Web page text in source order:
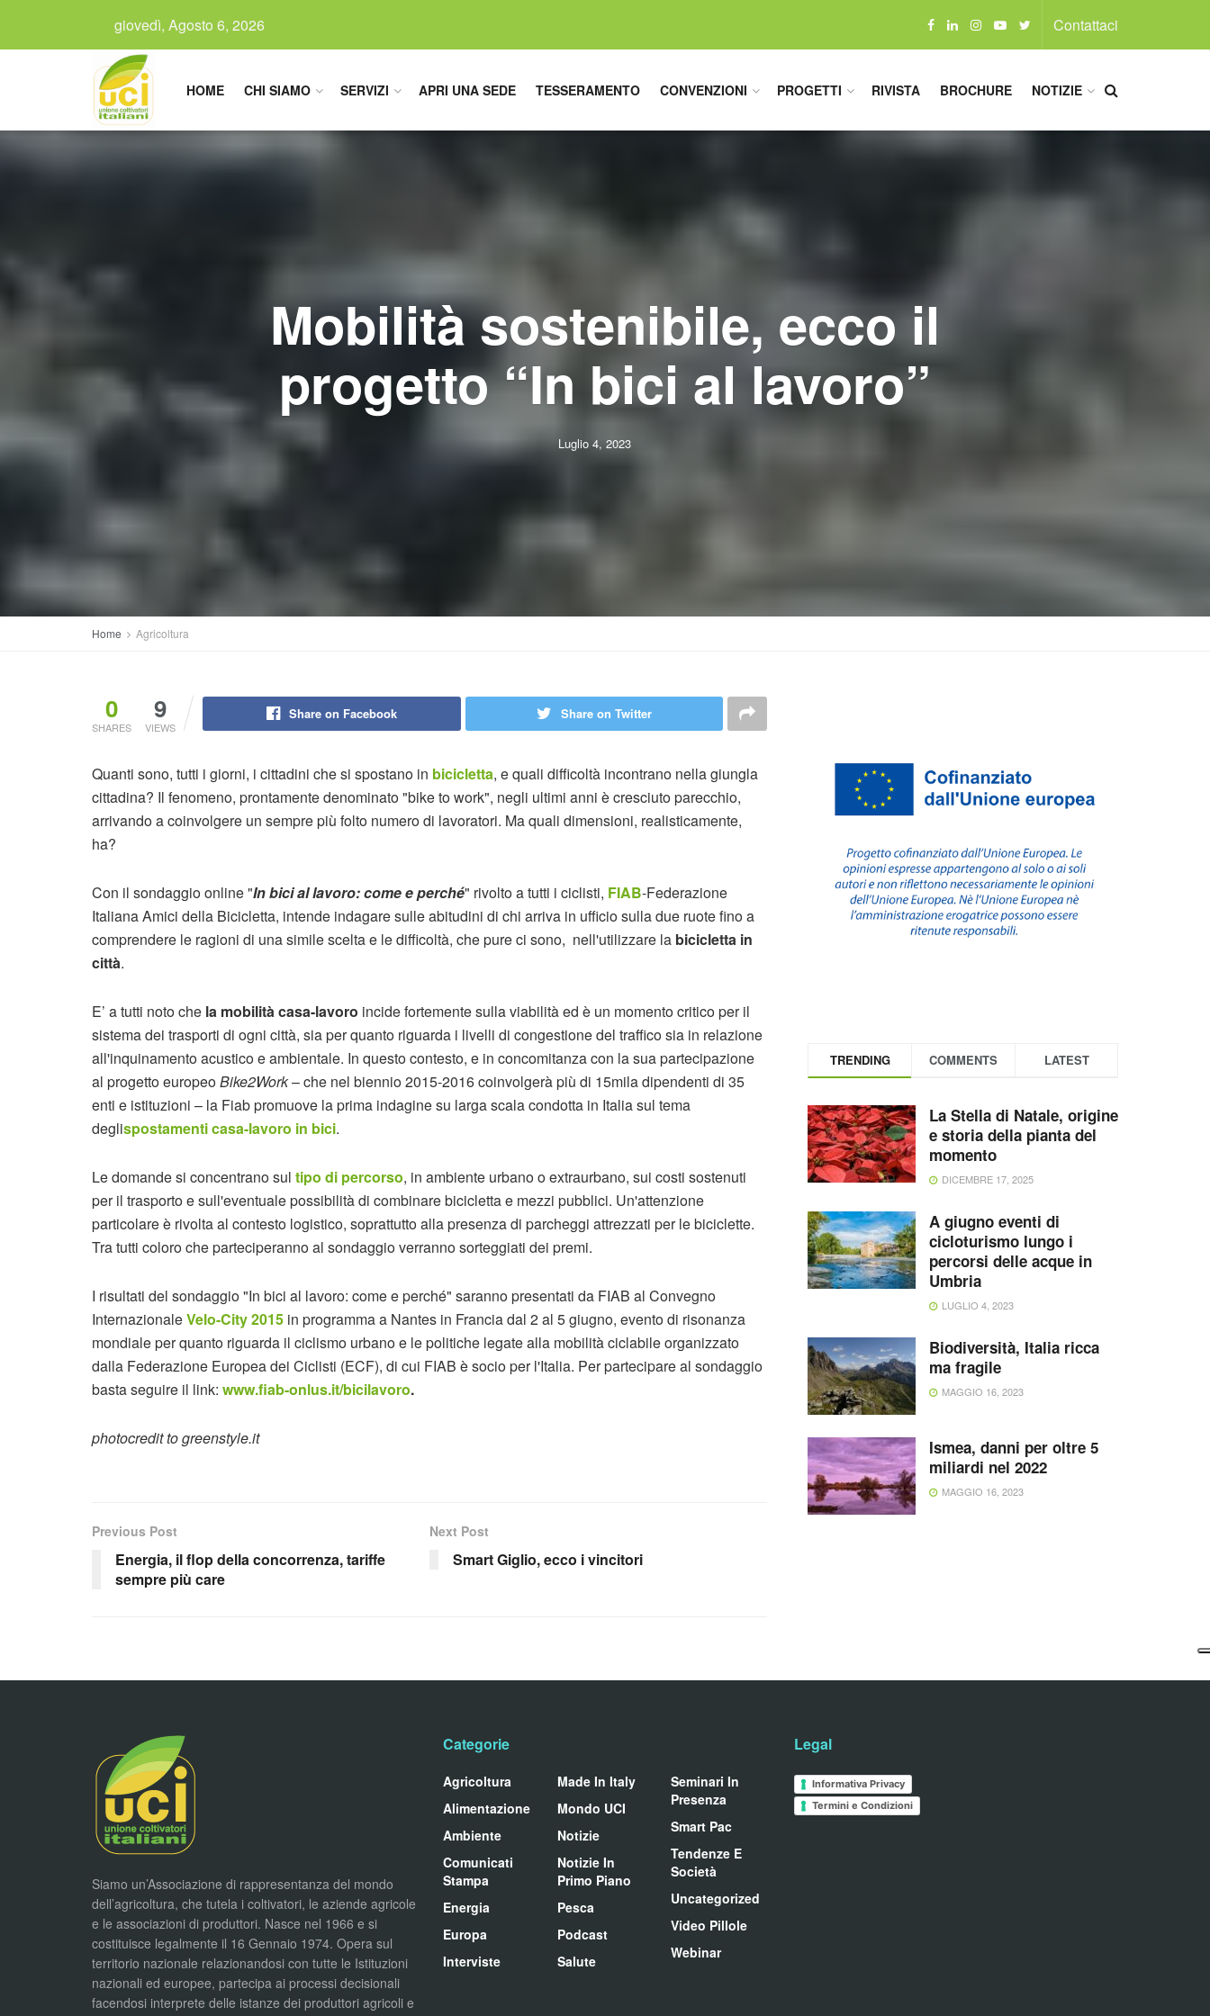
giovedì, Agosto 6, 2026 Contattaci
HOME CHI SIAMO SERVIZI APRI UNA SEDE TESSERAMENTO CONVENZIONI PROGETTI RIVISTA BROCHURE NOTIZIE
Mobilità sostenibile, ecco il
progetto “In bici al lavoro”
Luglio 4, 2023
Home Agricoltura
0
SHARES
9
VIEWS
Share on Facebook Share on Twitter
Quanti sono, tutti i giorni, i cittadini che si spostano in bicicletta, e quali difficoltà incontrano nella giungla
cittadina? Il fenomeno, prontamente denominato "bike to work", negli ultimi anni è cresciuto parecchio,
arrivando a coinvolgere un sempre più folto numero di lavoratori. Ma quali dimensioni, realisticamente,
ha?
Con il sondaggio online "In bici al lavoro: come e perché" rivolto a tutti i ciclisti, FIAB-Federazione
Italiana Amici della Bicicletta, intende indagare sulle abitudini di chi arriva in ufficio sulla due ruote fino a
comprendere le ragioni di una simile scelta e le difficoltà, che pure ci sono, nell'utilizzare la bicicletta in
città.
E’ a tutti noto che la mobilità casa-lavoro incide fortemente sulla viabilità ed è un momento critico per il
sistema dei trasporti di ogni città, sia per quanto riguarda i livelli di congestione del traffico sia in relazione
all'inquinamento acustico e ambientale. In questo contesto, e in concomitanza con la sua partecipazione
al progetto europeoBike2Work– che nel biennio 2015-2016 coinvolgerà più di 15mila dipendenti di 35
enti e istituzioni – la Fiab promuove la prima indagine su larga scala condotta in Italia sul tema
deglispostamenti casa-lavoro in bici.
Le domande si concentrano sul tipo di percorso, in ambiente urbano o extraurbano, sui costi sostenuti
per il trasporto e sull'eventuale possibilità di combinare bicicletta e mezzi pubblici. Un'attenzione
particolare è rivolta al contesto logistico, soprattutto alla presenza di parcheggi attrezzati per le biciclette.
Tra tutti coloro che parteciperanno al sondaggio verranno sorteggiati dei premi.
I risultati del sondaggio "In bici al lavoro: come e perché" saranno presentati da FIAB al Convegno
InternazionaleVelo-City 2015 in programma a Nantes in Francia dal 2 al 5 giugno, evento di risonanza
mondiale per quanto riguarda il ciclismo urbano e le politiche legate alla mobilità ciclabile organizzato
dalla Federazione Europea dei Ciclisti (ECF), di cui FIAB è socio per l'Italia. Per partecipare al sondaggio
basta seguire il link: www.fiab-onlus.it/bicilavoro.
photocredit to greenstyle.it
Previous Post
Energia, il flop della concorrenza, tariffe
sempre più care
Next Post
Smart Giglio, ecco i vincitori
TRENDING COMMENTS LATEST
La Stella di Natale, origine
e storia della pianta del
momento
DICEMBRE 17, 2025
A giugno eventi di
cicloturismo lungo i
percorsi delle acque in
Umbria
LUGLIO 4, 2023
Biodiversità, Italia ricca
ma fragile
MAGGIO 16, 2023
Ismea, danni per oltre 5
miliardi nel 2022
MAGGIO 16, 2023
Siamo un’Associazione di rappresentanza del mondo
dell’agricoltura, che tutela i coltivatori, le aziende agricole
e le associazioni di produttori. Nasce nel 1966 e si
costituisce legalmente il 16 Gennaio 1974. Opera sul
territorio nazionale relazionandosi con tutte le Istituzioni
nazionali ed europee, partecipa ai processi decisionali
facendosi interprete delle istanze dei produttori agricoli e
Categorie
Agricoltura
Alimentazione
Ambiente
Comunicati
Stampa
Energia
Europa
Interviste
Made In Italy
Mondo UCI
Notizie
Notizie In
Primo Piano
Pesca
Podcast
Salute
Seminari In
Presenza
Smart Pac
Tendenze E
Società
Uncategorized
Video Pillole
Webinar
Legal
Informativa Privacy
Termini e Condizioni